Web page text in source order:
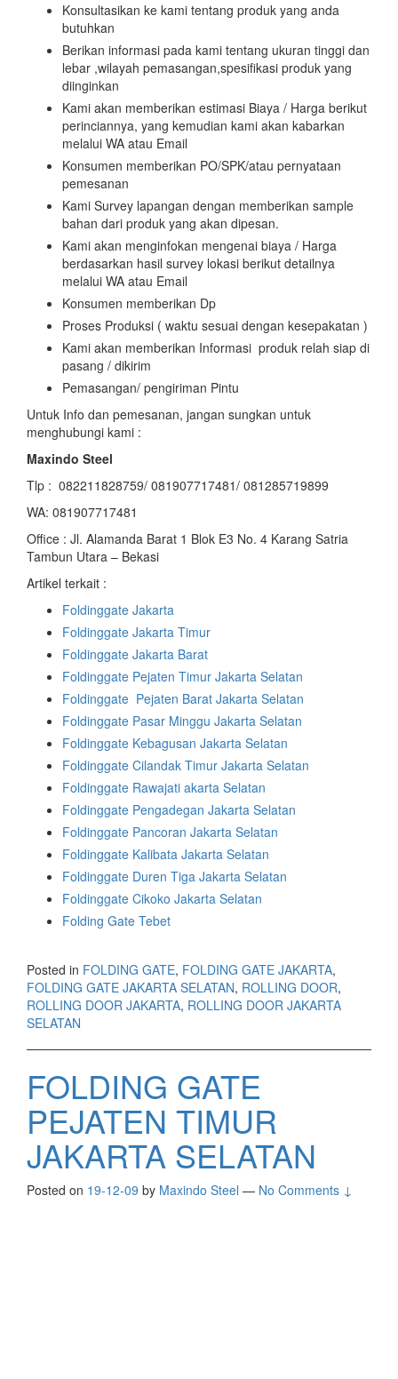
Konsultasikan ke kami tentang produk yang anda
butuhkan
Berikan informasi pada kami tentang ukuran tinggi dan
lebar ,wilayah pemasangan,spesifikasi produk yang
diinginkan
Kami akan memberikan estimasi Biaya / Harga berikut
perinciannya, yang kemudian kami akan kabarkan
melalui WA atau Email
Konsumen memberikan PO/SPK/atau pernyataan
pemesanan
Kami Survey lapangan dengan memberikan sample
bahan dari produk yang akan dipesan.
Kami akan menginfokan mengenai biaya / Harga
berdasarkan hasil survey lokasi berikut detailnya
melalui WA atau Email
Konsumen memberikan Dp
Proses Produksi ( waktu sesuai dengan kesepakatan )
Kami akan memberikan Informasi produk relah siap di
pasang / dikirim
Pemasangan/ pengiriman Pintu
Untuk Info dan pemesanan, jangan sungkan untuk
menghubungi kami :
Maxindo Steel
Tlp : 082211828759/ 081907717481/ 081285719899
WA: 081907717481
Office : Jl. Alamanda Barat 1 Blok E3 No. 4 Karang Satria
Tambun Utara – Bekasi
Artikel terkait :
Foldinggate Jakarta
Foldinggate Jakarta Timur
Foldinggate Jakarta Barat
Foldinggate Pejaten Timur Jakarta Selatan
Foldinggate Pejaten Barat Jakarta Selatan
Foldinggate Pasar Minggu Jakarta Selatan
Foldinggate Kebagusan Jakarta Selatan
Foldinggate Cilandak Timur Jakarta Selatan
Foldinggate Rawajati akarta Selatan
Foldinggate Pengadegan Jakarta Selatan
Foldinggate Pancoran Jakarta Selatan
Foldinggate Kalibata Jakarta Selatan
Foldinggate Duren Tiga Jakarta Selatan
Foldinggate Cikoko Jakarta Selatan
Folding Gate Tebet
Posted in FOLDING GATE, FOLDING GATE JAKARTA,
FOLDING GATE JAKARTA SELATAN, ROLLING DOOR,
ROLLING DOOR JAKARTA, ROLLING DOOR JAKARTA
SELATAN
FOLDING GATE
PEJATEN TIMUR
JAKARTA SELATAN
Posted on 19-12-09 by Maxindo Steel — No Comments ↓